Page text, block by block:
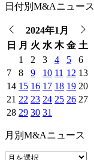
日付別M&Aニュース
2024年1月
日
月 火 水 木 金 土
1
2 3 4 5
6
7
8 9 10 11 12 13
14 15 16 17 18 19 20
21 22 23 24 25 26 27
28 29 30 31
月別M&Aニュース